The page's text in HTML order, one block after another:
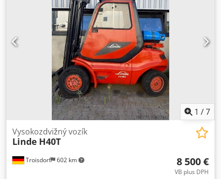
DPH, místo odběru Nuland. Společnost Van de Wert
Trading B.V. má v nabídce různé typy strojů, nákladních
vozidel, přívěsů a příslušenství. Všechny naše dodávky
probíhají za obchodní ceny, ve stavu „jak je“, bez záruk (viz
naše všeobecné obchodní podmínky). Pro prohlídku a/nebo
zkušební jízdu si můžete bez závazků domluvit schůzku.
Prosím, zavolejte předem, nejsme zde neustále. Van de
Wert Trading B.V. Bedrijfsstraat 3 5391 LR Nuland
1 /7
Troisdorf 602 km
Vysokozdvižný vozík
Linde H40T
8 500 €
VB plus DPH